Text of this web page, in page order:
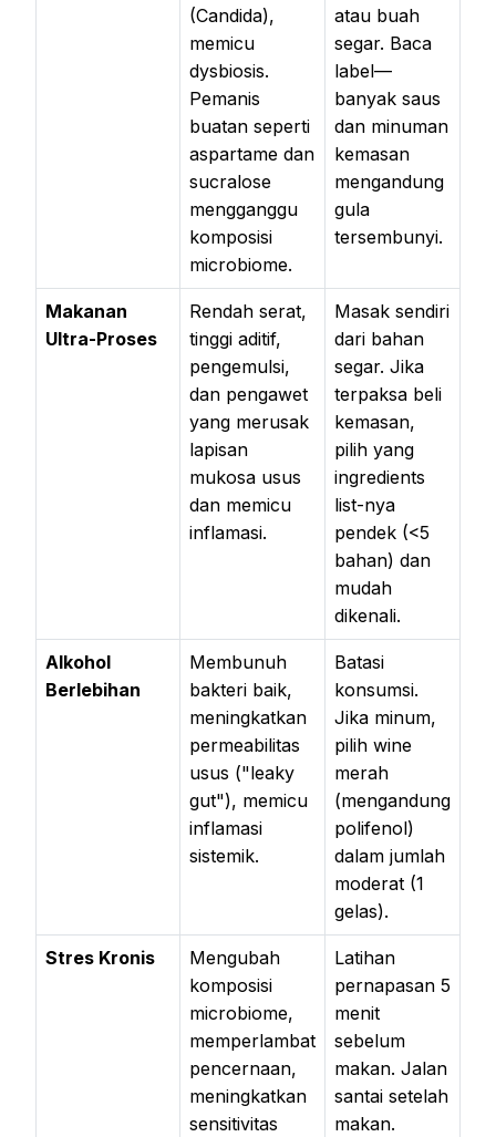
(Candida),
memicu
dysbiosis.
Pemanis
buatan seperti
aspartame dan
sucralose
mengganggu
komposisi
microbiome.
atau buah
segar. Baca
label—
banyak saus
dan minuman
kemasan
mengandung
gula
tersembunyi.
Makanan
Ultra-Proses
Rendah serat,
tinggi aditif,
pengemulsi,
dan pengawet
yang merusak
lapisan
mukosa usus
dan memicu
inflamasi.
Masak sendiri
dari bahan
segar. Jika
terpaksa beli
kemasan,
pilih yang
ingredients
list-nya
pendek (<5
bahan) dan
mudah
dikenali.
Alkohol
Berlebihan
Membunuh
bakteri baik,
meningkatkan
permeabilitas
usus ("leaky
gut"), memicu
inflamasi
sistemik.
Batasi
konsumsi.
Jika minum,
pilih wine
merah
(mengandung
polifenol)
dalam jumlah
moderat (1
gelas).
Stres Kronis
Mengubah
komposisi
microbiome,
memperlambat
pencernaan,
meningkatkan
sensitivitas
Latihan
pernapasan 5
menit
sebelum
makan. Jalan
santai setelah
makan.